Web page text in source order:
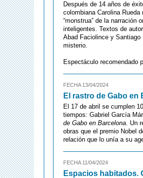
Después de 14 años de
colombiana Carolina
“monstrua” de la
inteligentes. Textos de
Abad Faciolince y
misterio.
Espectáculo recomendado
FECHA 13/04/2024
El rastro de Gabo en
El 17 de abril se cumplen
tiempos: Gabriel García
de Gabo en Barcelona. Un
obras que el premio Nobel
relación que lo unía a su
FECHA 11/04/2024
Espacios habitados.